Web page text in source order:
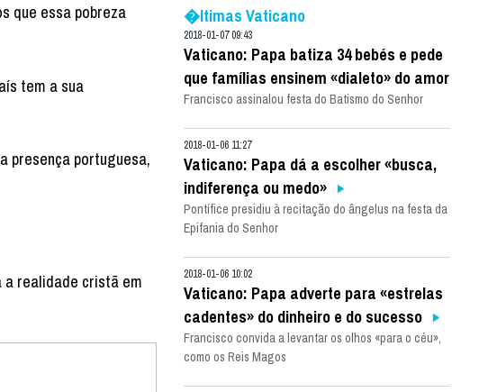
que essa pobreza
tem a sua
presença portuguesa,
a realidade cristã em
�ltimas Vaticano
2018-01-07 09:43
Vaticano: Papa batiza 34 bebés e pede
que famílias ensinem «dialeto» do amor
Francisco assinalou festa do Batismo do Senhor
2018-01-06 11:27
Vaticano: Papa dá a escolher «busca,
indiferença ou medo»
Pontífice presidiu à recitação do ângelus na festa da
Epifania do Senhor
2018-01-06 10:02
Vaticano: Papa adverte para «estrelas
cadentes» do dinheiro e do sucesso
Francisco convida a levantar os olhos «para o céu»,
como os Reis Magos